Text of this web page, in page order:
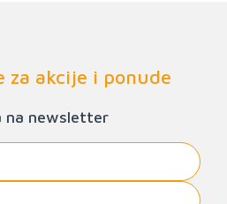
za akcije i ponude
na newsletter